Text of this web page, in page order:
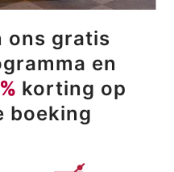
ons gratis
en
korting op
boeking